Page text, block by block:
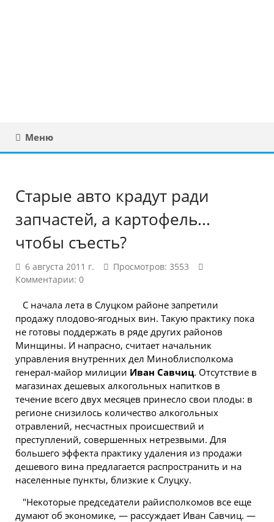
Меню
Старые авто крадут ради
запчастей, а картофель...
чтобы съесть?
6 августа 2011 г.
Просмотров: 3553
Комментарии: 0
С начала лета в Слуцком районе запретили
продажу плодово-ягодных вин. Такую практику пока
не готовы поддержать в ряде других районов
Минщины. И напрасно, считает начальник
управления внутренних дел Миноблисполкома
генерал-майор милиции Иван Савчиц. Отсутствие в
магазинах дешевых алкогольных напитков в
течение всего двух месяцев принесло свои плоды: в
регионе снизилось количество алкогольных
отравлений, несчастных происшествий и
преступлений, совершенных нетрезвыми. Для
большего эффекта практику удаления из продажи
дешевого вина предлагается распространить и на
населенные пункты, близкие к Слуцку.
"Некоторые председатели райисполкомов все еще
думают об экономике, — рассуждает Иван Савчиц. —